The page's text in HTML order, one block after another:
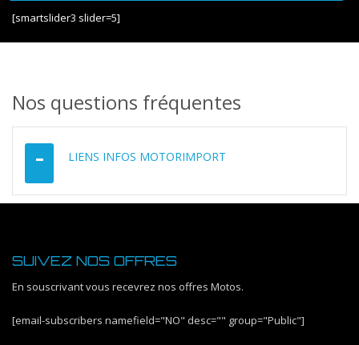
[smartslider3 slider=5]
Nos questions fréquentes
LIENS INFOS MOTORIMPORT
SUIVEZ NOS OFFRES
En souscrivant vous recevrez nos offres Motos.
[email-subscribers namefield="NO" desc="" group="Public"]